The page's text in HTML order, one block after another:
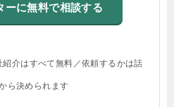
ーに無料で相談する
介はすべて無料／依頼するかは話
ら決められます